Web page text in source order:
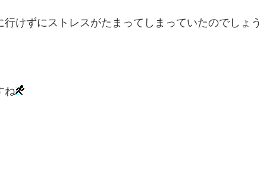
けずにストレスがたまってしまっていたのでしょう
ね